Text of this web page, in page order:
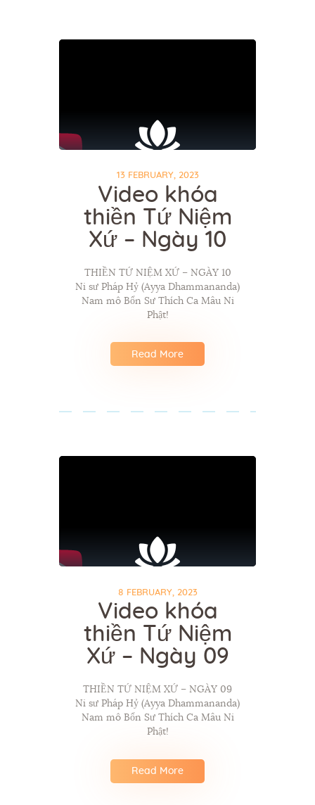
13 FEBRUARY, 2023
Video khóa
thiền Tứ Niệm
Xứ – Ngày 10
THIỀN TỨ NIỆM XỨ – NGÀY 10
Ni sư Pháp Hỷ (Ayya Dhammananda)
Nam mô Bổn Sư Thích Ca Mâu Ni
Phật!
Read More
8 FEBRUARY, 2023
Video khóa
thiền Tứ Niệm
Xứ – Ngày 09
THIỀN TỨ NIỆM XỨ – NGÀY 09
Ni sư Pháp Hỷ (Ayya Dhammananda)
Nam mô Bổn Sư Thích Ca Mâu Ni
Phật!
Read More